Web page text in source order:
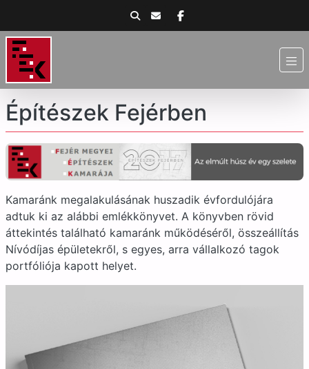
Építészek Fejérben
Kamaránk megalakulásának huszadik évfordulójára
adtuk ki az alábbi emlékkönyvet. A könyvben rövid
áttekintés található kamaránk működéséről, összeállítás
Nívódíjas épületekről, s egyes, arra vállalkozó tagok
portfóliója kapott helyet.